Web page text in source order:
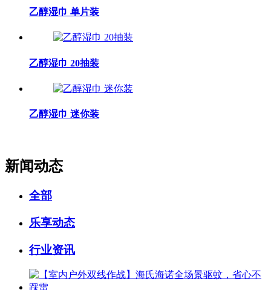
乙醇湿巾 单片装
乙醇湿巾 20抽装
乙醇湿巾 迷你装
新闻动态
全部
乐享动态
行业资讯